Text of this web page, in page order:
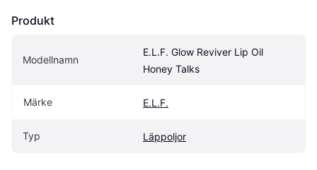
Produkt
Modellnamn
E.L.F. Glow Reviver Lip Oil
Honey Talks
Märke E.L.F.
Typ Läppoljor